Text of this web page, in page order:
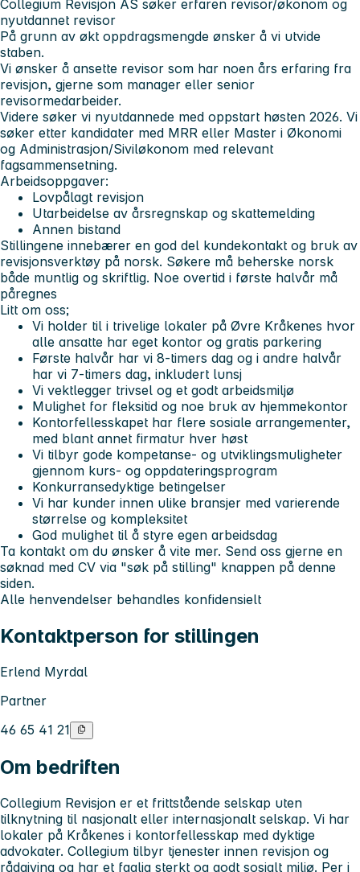
Collegium Revisjon AS søker erfaren revisor/økonom og
nyutdannet revisor
På grunn av økt oppdragsmengde ønsker å vi utvide
staben.
Vi ønsker å ansette revisor som har noen års erfaring fra
revisjon, gjerne som manager eller senior
revisormedarbeider.
Videre søker vi nyutdannede med oppstart høsten 2026. Vi
søker etter kandidater med MRR eller Master i Økonomi
og Administrasjon/Siviløkonom med relevant
fagsammensetning.
Arbeidsoppgaver:
Lovpålagt revisjon
Utarbeidelse av årsregnskap og skattemelding
Annen bistand
Stillingene innebærer en god del kundekontakt og bruk av
revisjonsverktøy på norsk. Søkere må beherske norsk
både muntlig og skriftlig. Noe overtid i første halvår må
påregnes
Litt om oss;
Vi holder til i trivelige lokaler på Øvre Kråkenes hvor
alle ansatte har eget kontor og gratis parkering
Første halvår har vi 8-timers dag og i andre halvår
har vi 7-timers dag, inkludert lunsj
Vi vektlegger trivsel og et godt arbeidsmiljø
Mulighet for fleksitid og noe bruk av hjemmekontor
Kontorfellesskapet har flere sosiale arrangementer,
med blant annet firmatur hver høst
Vi tilbyr gode kompetanse- og utviklingsmuligheter
gjennom kurs- og oppdateringsprogram
Konkurransedyktige betingelser
Vi har kunder innen ulike bransjer med varierende
størrelse og kompleksitet
God mulighet til å styre egen arbeidsdag
Ta kontakt om du ønsker å vite mer. Send oss gjerne en
søknad med CV via "søk på stilling" knappen på denne
siden.
Alle henvendelser behandles konfidensielt
Kontaktperson for stillingen
Erlend Myrdal
Partner
46 65 41 21
Om bedriften
Collegium Revisjon er et frittstående selskap uten
tilknytning til nasjonalt eller internasjonalt selskap. Vi har
lokaler på Kråkenes i kontorfellesskap med dyktige
advokater. Collegium tilbyr tjenester innen revisjon og
rådgiving og har et faglig sterkt og godt sosialt miljø. Per i